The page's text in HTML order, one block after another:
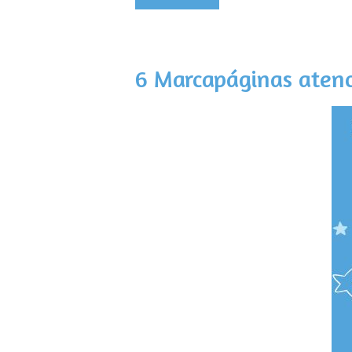
6 Marcapáginas